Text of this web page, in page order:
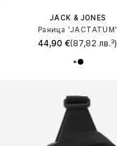
JACK & JONES
Раница 'JACTATUM'
44,90 €(87,82 лв.³)